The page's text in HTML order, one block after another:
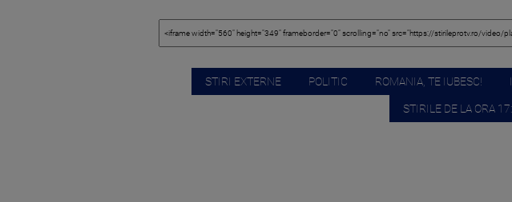
STIRI EXTERNE POLITIC ROMANIA, TE IUBESC!
STIRILE DE LA ORA